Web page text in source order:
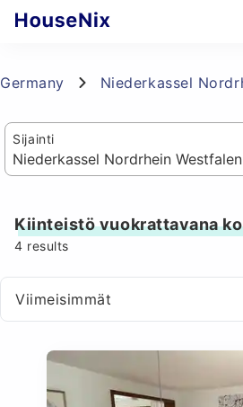
Germany Niederkassel
Sijainti
Kiinteistö vuokrattavana
4 results
Viimeisimmät